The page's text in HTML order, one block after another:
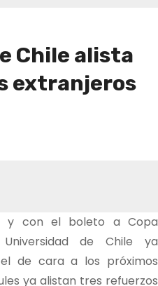
Chile alista
extranjeros
y con el boleto a Copa
Universidad de Chile ya
de cara a los próximos
ya alistan tres refuerzos